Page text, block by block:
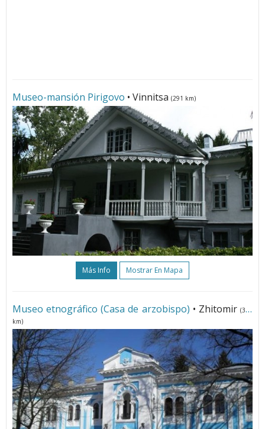
Museo-mansión Pirigovo • Vinnitsa (291 km)
Más Info Mostrar En Mapa
Museo etnográfico (Casa de arzobispo) • Zhitomir(323
km)